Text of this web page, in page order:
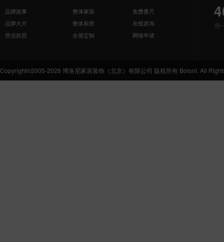
品牌故事
品牌大片
营业执照
整体家装
整体厨房
全屋定制
免费量尺
在线咨询
网络申请
周
Copyright©2005-2026 博洛尼家居装饰（北京）有限公司 版权所有 Boloni. All